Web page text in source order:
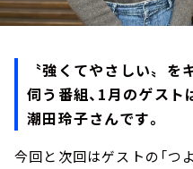
〝強くてやさしい〟
伺う番組、1月のゲス
潮田玲子さんです。
今回と次回はゲストの「つ